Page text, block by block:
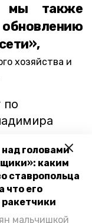
головами
каким
ставропольца
что его
мальчишкой
мы также
хозяйства и
по
на
На эти